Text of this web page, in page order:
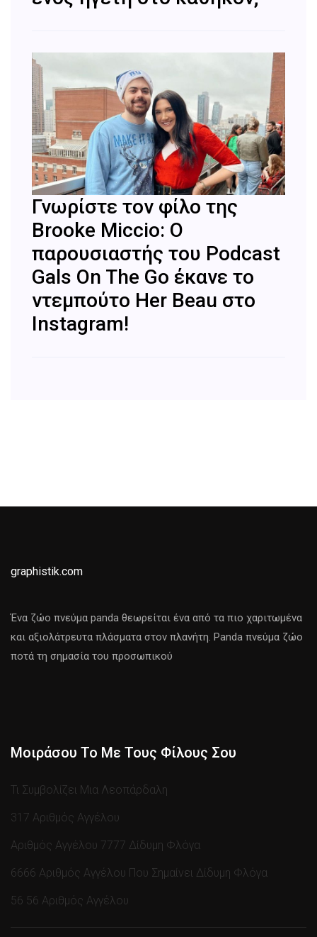
Γνωρίστε τον φίλο της
Brooke Miccio: Ο
παρουσιαστής του Podcast
Gals On The Go έκανε το
ντεμπούτο Her Beau στο
Instagram!
graphistik.com
Ένα ζώο πνεύμα panda θεωρείται ένα από τα πιο χαριτωμένα
και αξιολάτρευτα πλάσματα στον πλανήτη. Panda πνεύμα ζώο
ποτά τη σημασία του προσωπικού
Μοιράσου Το Με Τους Φίλους Σου
Τι Συμβολίζει Μια Λεοπάρδαλη
317 Αριθμός Αγγέλου
Αριθμός Αγγέλου 7777 Δίδυμη Φλόγα
6666 Αριθμός Αγγέλου Που Σημαίνει Δίδυμη Φλόγα
56 56 Αριθμός Αγγέλου